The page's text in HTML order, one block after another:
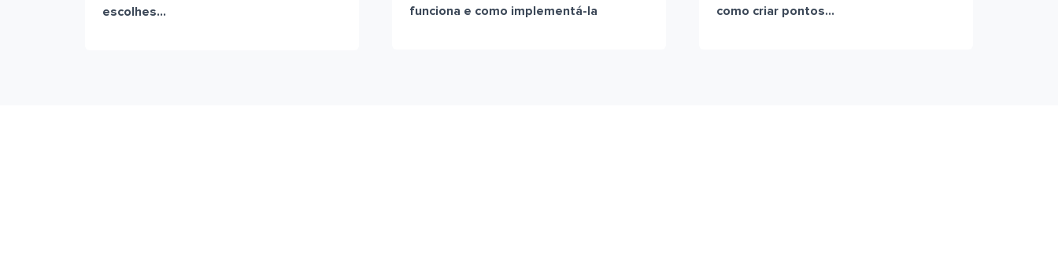
escolhes...
funciona e como implementá-la
como criar pontos...